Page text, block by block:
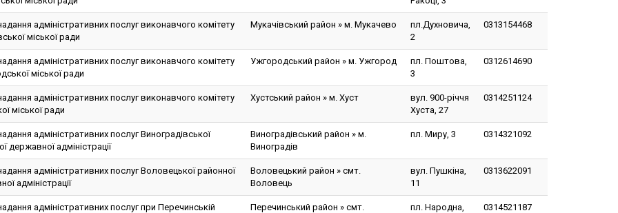
адміністративних послуг виконавчого комітету
міської ради
Мукачівський район » м. Мукачево
пл.Духновича,
2
0313154468
адміністративних послуг виконавчого комітету
міської ради
Ужгородський район » м. Ужгород
пл. Поштова,
3
0312614690
адміністративних послуг виконавчого комітету
міської ради
Хустський район » м. Хуст
вул. 900-річчя
Хуста, 27
0314251124
адміністративних послуг Виноградівської
державної адміністрації
Виноградівський район » м.
Виноградів
пл. Миру, 3 0314321092
адміністративних послуг Воловецької районної
адміністрації
Воловецький район » смт.
Воловець
вул. Пушкіна,
11
0313622091
адміністративних послуг при Перечинській
Перечинський район » смт.
пл. Народна,
0314521187